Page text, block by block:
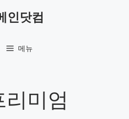
인닷컴
메뉴
미엄